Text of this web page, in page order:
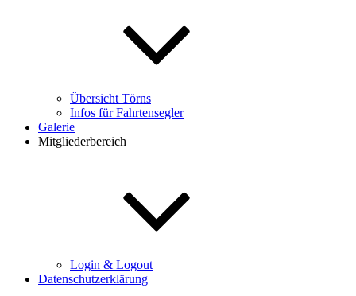
Übersicht Törns
Infos für Fahrtensegler
Galerie
Mitgliederbereich
Login & Logout
Datenschutzerklärung